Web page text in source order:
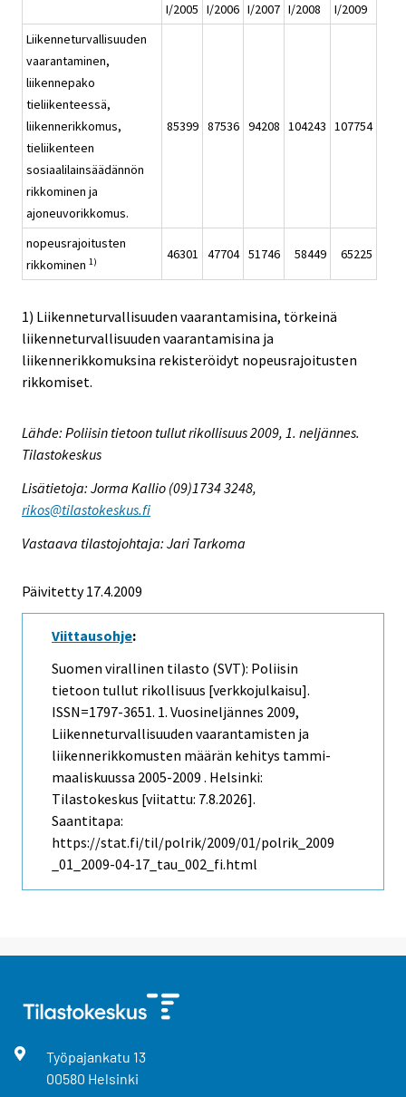
I/2005 I/2006 I/2007 I/2008
I/2009
Liikenneturvallisuuden
vaarantaminen,
liikennepako
tieliikenteessä,
liikennerikkomus,
tieliikenteen
sosiaalilainsäädännön
rikkominen ja
ajoneuvorikkomus.
85399 87536 94208 104243 107754
nopeusrajoitusten
rikkominen 1) 46301 47704 51746 58449 65225
1) Liikenneturvallisuuden vaarantamisina, törkeinä
liikenneturvallisuuden vaarantamisina ja
liikennerikkomuksina rekisteröidyt nopeusrajoitusten
rikkomiset.
Lähde: Poliisin tietoon tullut rikollisuus 2009, 1. neljännes.
Tilastokeskus
Lisätietoja: Jorma Kallio (09)1734 3248,
rikos@tilastokeskus.fi
Vastaava tilastojohtaja: Jari Tarkoma
Päivitetty 17.4.2009
Viittausohje:
Suomen virallinen tilasto (SVT): Poliisin
tietoon tullut rikollisuus [verkkojulkaisu].
ISSN=1797-3651. 1. Vuosineljännes 2009,
Liikenneturvallisuuden vaarantamisten ja
liikennerikkomusten määrän kehitys tammi-
maaliskuussa 2005-2009 . Helsinki:
Tilastokeskus [viitattu: 7.8.2026].
Saantitapa:
https://stat.fi/til/polrik/2009/01/polrik_2009
_01_2009-04-17_tau_002_fi.html
Työpajankatu 13
00580 Helsinki